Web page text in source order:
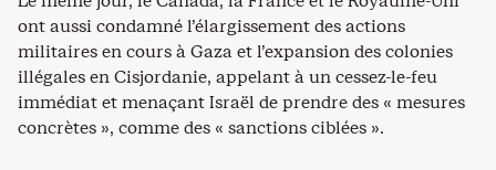
ont aussi condamné l’élargissement des actions
militaires en cours à Gaza et l’expansion des colonies
illégales en Cisjordanie, appelant à un cessez-le-feu
immédiat et menaçant Israël de prendre des « mesures
concrètes », comme des « sanctions ciblées ».